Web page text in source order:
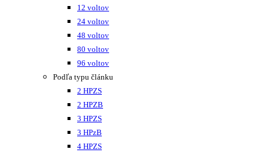
12 voltov
24 voltov
48 voltov
80 voltov
96 voltov
Podľa typu článku
2 HPZS
2 HPZB
3 HPZS
3 HPzB
4 HPZS